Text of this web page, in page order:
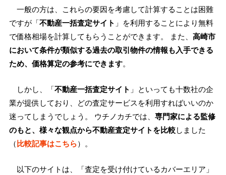
一般の方は、これらの要因を考慮して計算することは困難
ですが「不動産一括査定サイト 」を利用することにより無料
で価格相場を計算してもらうことができます。 また、 高崎市
において条件が類似する過去の取引物件の情報も入手できる
ため、価格算定の参考にできます。
しかし、「不動産一括査定サイト 」といっても十数社の企
業が提供しており、どの査定サービスを利用すればいいのか
迷ってしまうでしょう。 ウチノカチでは、 専門家による監修
のもと、様々な観点から不動産査定サイトを比較しました
（比較記事はこちら）。
以下のサイトは、「査定を受け付けているカバーエリア」